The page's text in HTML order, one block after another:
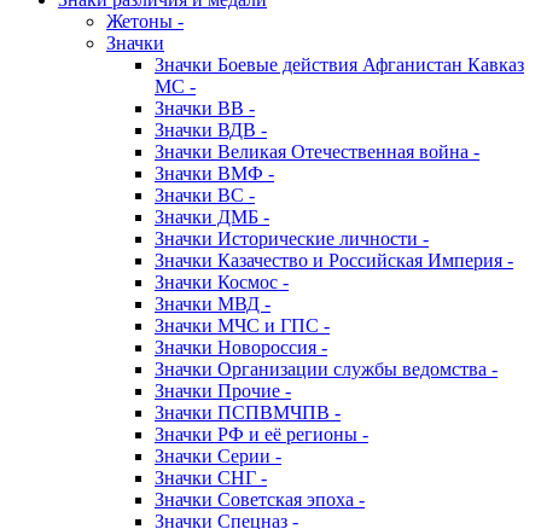
Жетоны -
Значки
Значки Боевые действия Афганистан Кавказ
МС -
Значки ВВ -
Значки ВДВ -
Значки Великая Отечественная война -
Значки ВМФ -
Значки ВС -
Значки ДМБ -
Значки Исторические личности -
Значки Казачество и Российская Империя -
Значки Космос -
Значки МВД -
Значки МЧС и ГПС -
Значки Новороссия -
Значки Организации службы ведомства -
Значки Прочие -
Значки ПСПВМЧПВ -
Значки РФ и её регионы -
Значки Серии -
Значки СНГ -
Значки Советская эпоха -
Значки Спецназ -